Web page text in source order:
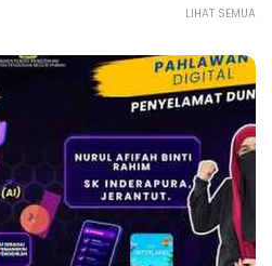
LIHAT SEMUA